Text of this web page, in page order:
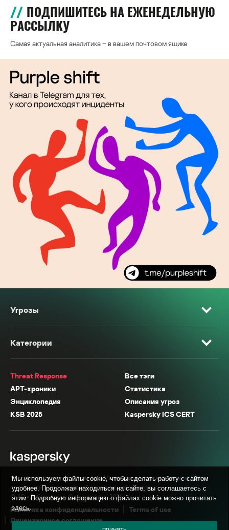
ПОДПИШИТЕСЬ НА ЕЖЕНЕДЕЛЬНУЮ
РАССЫЛКУ
Самая актуальная аналитика – в вашем почтовом ящике
Угрозы
Категории
Threat Response
Все тэги
APT-хроники
Статистика
Энциклопедия
Описания угроз
KSB 2025
Kaspersky ICS CERT
* Facebook, Instagram, WhatsApp, Meta AI принадлежат компании Meta,
признанной экстремистской организацией в России.
© АО «Лаборатория Касперского», 2026.
Политика конфиденциальности
Terms of use
Лицензионное соглашение
Мы используем файлы cookie, чтобы сделать работу с сайтом
удобнее. Продолжая находиться на сайте, вы соглашаетесь с
этим. Подробную информацию о файлах cookie можно прочитать
здесь.